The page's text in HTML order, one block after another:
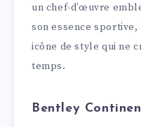
un chef-d’œuvre
son essence sportive,
icône de style qui ne
temps.
Bentley